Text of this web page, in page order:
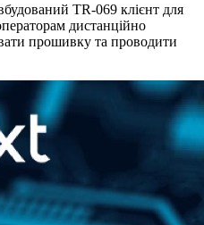
TR-069 клієнт для
дистанційно
прошивку та проводити